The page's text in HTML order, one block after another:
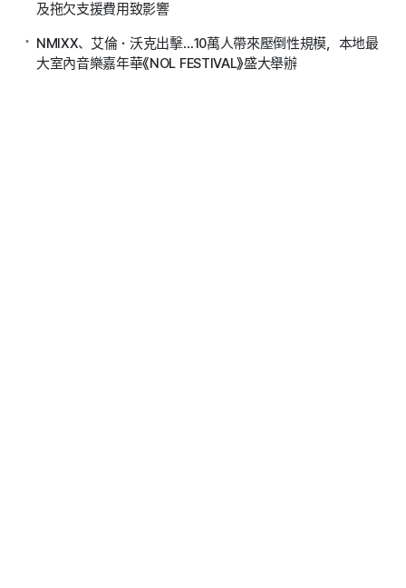
及拖欠支援費用致影響
NMIXX、艾倫・沃克出擊…10萬人帶來壓倒性規模，本地最
大室內音樂嘉年華《NOL FESTIVAL》盛大舉辦